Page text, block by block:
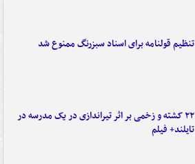
تنظیم قولنامه برای اسناد سبزرنگ ممنوع شد
۲۲ کشته و زخمی بر اثر تیراندازی در یک مدرسه در
تایلند+ فیلم